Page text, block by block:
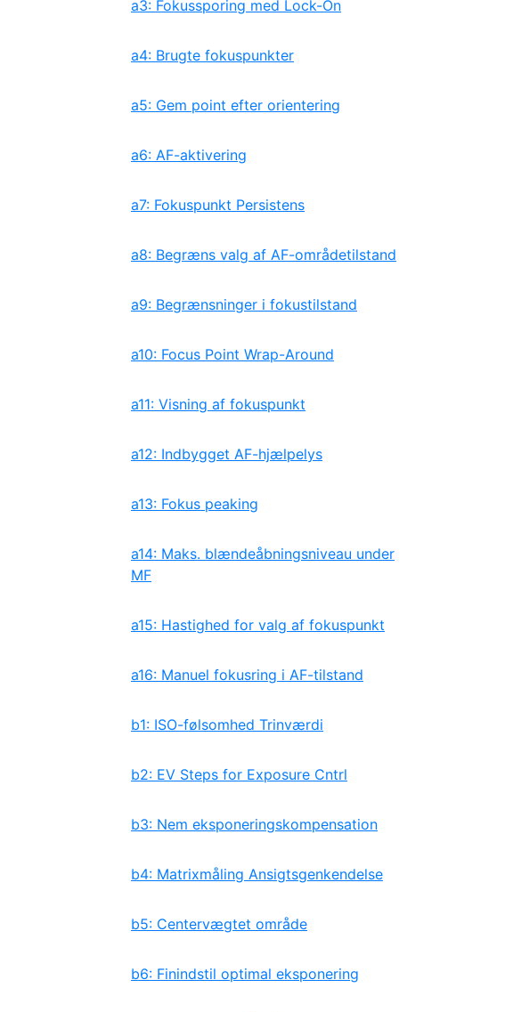
a3: Fokussporing med Lock-On
a4: Brugte fokuspunkter
a5: Gem point efter orientering
a6: AF-aktivering
a7: Fokuspunkt Persistens
a8: Begræns valg af AF-områdetilstand
a9: Begrænsninger i fokustilstand
a10: Focus Point Wrap-Around
a11: Visning af fokuspunkt
a12: Indbygget AF-hjælpelys
a13: Fokus peaking
a14: Maks. blændeåbningsniveau under
MF
a15: Hastighed for valg af fokuspunkt
a16: Manuel fokusring i AF-tilstand
b1: ISO-følsomhed Trinværdi
b2: EV Steps for Exposure Cntrl
b3: Nem eksponeringskompensation
b4: Matrixmåling Ansigtsgenkendelse
b5: Centervægtet område
b6: Finindstil optimal eksponering